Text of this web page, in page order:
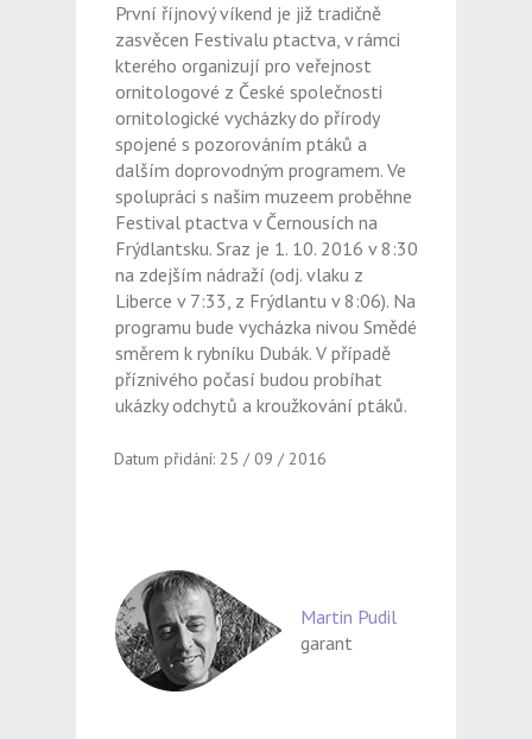
První říjnový víkend je již tradičně
zasvěcen Festivalu ptactva, v rámci
kterého organizují pro veřejnost
ornitologové z České společnosti
ornitologické vycházky do přírody
spojené s pozorováním ptáků a
dalším doprovodným programem. Ve
spolupráci s našim muzeem proběhne
Festival ptactva v Černousích na
Frýdlantsku. Sraz je 1. 10. 2016 v 8:30
na zdejším nádraží (odj. vlaku z
Liberce v 7:33, z Frýdlantu v 8:06). Na
programu bude vycházka nivou Smědé
směrem k rybníku Dubák. V případě
příznivého počasí budou probíhat
ukázky odchytů a kroužkování ptáků.
Datum přidání: 25 / 09 / 2016
Martin Pudil
garant